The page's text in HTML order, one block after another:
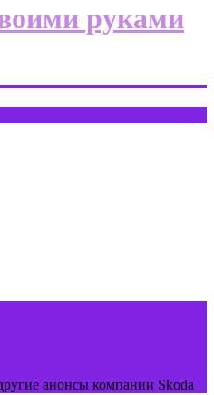
руками
анонсы компании Skoda